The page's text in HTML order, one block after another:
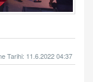
Tarihi: 11.6.2022 04:37